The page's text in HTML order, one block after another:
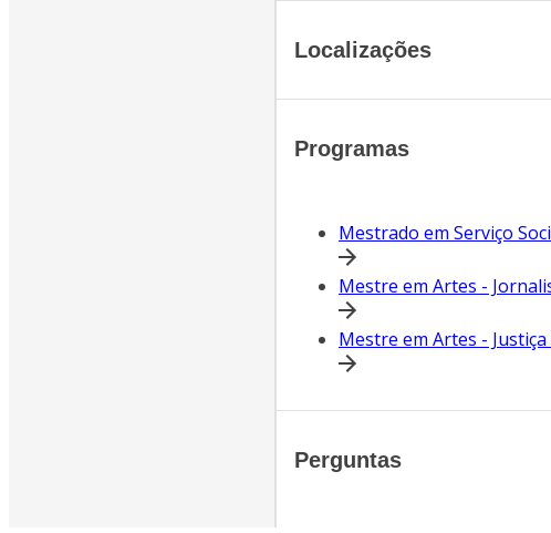
Localizações
Programas
Mestrado em Serviço
Mestre em Artes -
Mestre em Artes -
Perguntas